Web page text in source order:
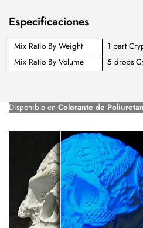
Especificaciones
Mix Ratio By Weight
1 part
Mix Ratio By Volume
5 drops
Disponible en Colorante de